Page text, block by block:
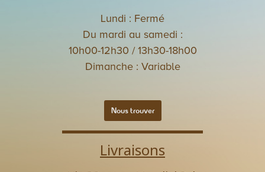
Lundi : Fermé
Du mardi au samedi :
10h00-12h30 / 13h30-18h00
Dimanche : Variable
Nous trouver
Livraisons